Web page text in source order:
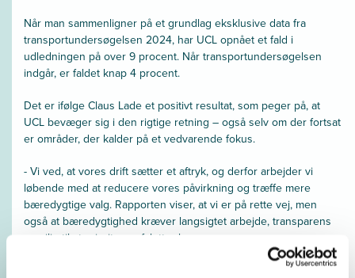
Når man sammenligner på et grundlag eksklusive data fra
transportundersøgelsen 2024, har UCL opnået et fald i
udledningen på over 9 procent. Når transportundersøgelsen
indgår, er faldet knap 4 procent.
Det er ifølge Claus Lade et positivt resultat, som peger på, at
UCL bevæger sig i den rigtige retning – også selv om der fortsat
er områder, der kalder på et vedvarende fokus.
- Vi ved, at vores drift sætter et aftryk, og derfor arbejder vi
løbende med at reducere vores påvirkning og træffe mere
bæredygtige valg. Rapporten viser, at vi er på rette vej, men
også at bæredygtighed kræver langsigtet arbejde, transparens
og vilje til at prioritere, afslutter han.